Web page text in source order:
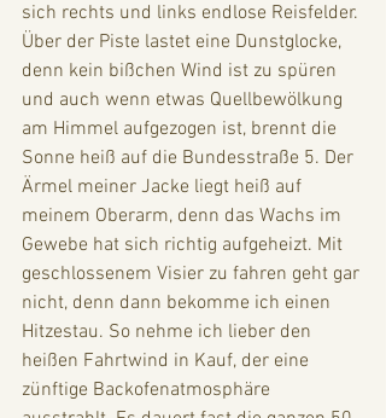
sich rechts und links endlose Reisfelder.
Über der Piste lastet eine Dunstglocke,
denn kein bißchen Wind ist zu spüren
und auch wenn etwas Quellbewölkung
am Himmel aufgezogen ist, brennt die
Sonne heiß auf die Bundesstraße 5. Der
Ärmel meiner Jacke liegt heiß auf
meinem Oberarm, denn das Wachs im
Gewebe hat sich richtig aufgeheizt. Mit
geschlossenem Visier zu fahren geht gar
nicht, denn dann bekomme ich einen
Hitzestau. So nehme ich lieber den
heißen Fahrtwind in Kauf, der eine
zünftige Backofenatmosphäre